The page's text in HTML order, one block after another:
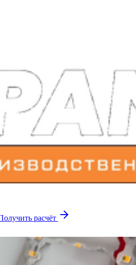
расчёт